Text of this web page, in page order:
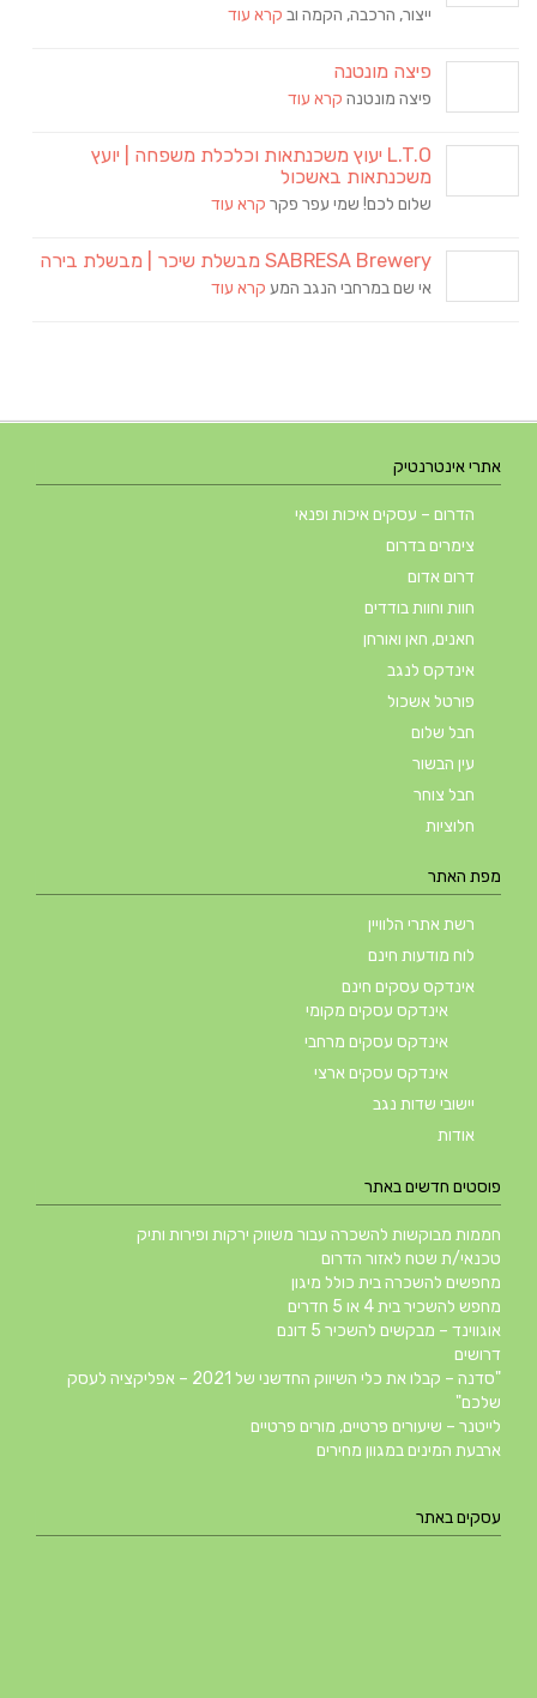
ייצור, הרכבה, הקמה וב קרא עוד
פיצה מונטנה
פיצה מונטנה קרא עוד
L.T.O יעוץ משכנתאות וכלכלת משפחה | יועץ
משכנתאות באשכול
שלום לכם! שמי עפר פקר קרא עוד
SABRESA Brewery מבשלת שיכר | מבשלת בירה
אי שם במרחבי הנגב המע קרא עוד
אתרי אינטרנטיק
הדרום – עסקים איכות ופנאי
צימרים בדרום
דרום אדום
חוות וחוות בודדים
חאנים, חאן ואורחן
אינדקס לנגב
פורטל אשכול
חבל שלום
עין הבשור
חבל צוחר
חלוציות
מפת האתר
רשת אתרי הלוויין
לוח מודעות חינם
אינדקס עסקים חינם
אינדקס עסקים מקומי
אינדקס עסקים מרחבי
אינדקס עסקים ארצי
יישובי שדות נגב
אודות
פוסטים חדשים באתר
חממות מבוקשות להשכרה עבור משווק ירקות ופירות ותיק
טכנאי/ת שטח לאזור הדרום
מחפשים להשכרה בית כולל מיגון
מחפש להשכיר בית 4 או 5 חדרים
אוגווינד – מבקשים להשכיר 5 דונם
דרושים
"סדנה – קבלו את כלי השיווק החדשני של 2021 – אפליקציה לעסק
שלכם"
לייטנר – שיעורים פרטיים, מורים פרטיים
ארבעת המינים במגוון מחירים
עסקים באתר
חוות הדקלים
חנה סגל – אמנות הזכוכית במפלסים
לרכב
באומנות
מחשבים וסלולאר באר שבע | MCS שיווק טכנולוגיה בע”מ
לטייל עם דובי | בעקבות המים החקלאות ונופי ישראל
השכרת אוהלים | גל אוהלים
מרכז הבניה אופקים – מ.ד אספקה טכנית בע"מ
מערכות קירור והקפאה
עונג שבת – חנות לכלים חד פעמיים ועיצובי שולחן